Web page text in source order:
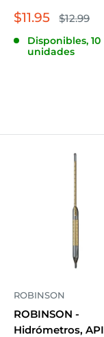
Precio
venta
$11.95 Precio
habitual
$12.99
Disponibles, 10
unidades
ROBINSON
ROBINSON -
Hidrómetros, API